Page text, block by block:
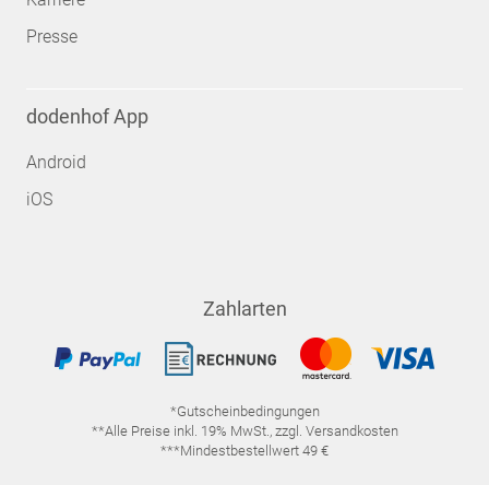
Presse
dodenhof App
Android
iOS
Zahlarten
*Gutscheinbedingungen
**Alle Preise inkl. 19% MwSt., zzgl. Versandkosten
***Mindestbestellwert 49 €